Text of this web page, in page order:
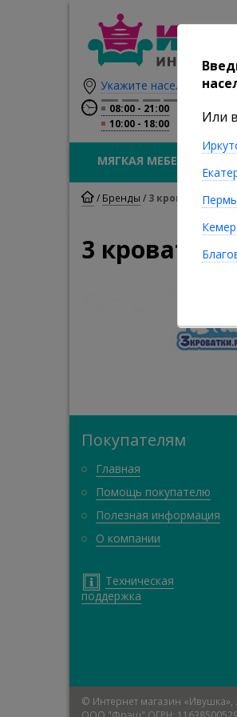
Укажите населенный
08:00
21:00
10:00
18:00
МЯГКАЯ МЕБЕЛЬ
/ Бренды / 3 кроватки
3 кроватки
Покупателям
Главная
Помощь покупателю
Полезная информация
О компании
Техническая
поддержка
© Интернет магазин «Ивушка»,
Или
Пермь